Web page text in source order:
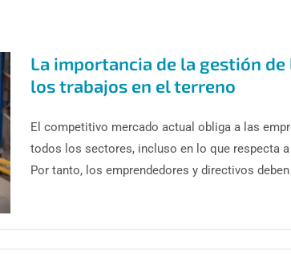
La importancia de la gestión
los trabajos en el terreno
El competitivo mercado actual obliga a las
todos los sectores, incluso en lo que respecta
Por tanto, los emprendedores y directivos deben